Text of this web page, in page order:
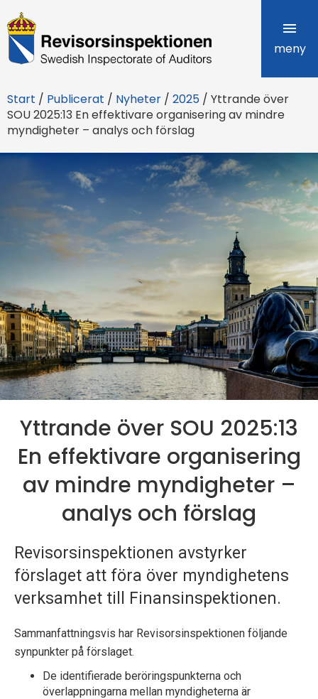
R
e
i
s
o
n
s
p
e
k
n
meny
Start / Publicerat / Nyheter / 2025 / Yttrande över
SOU 2025:13 En effektivare organisering av mindre
myndigheter – analys och förslag
Yttrande över SOU 2025:13
En effektivare organisering
av mindre myndigheter –
analys och förslag
Revisorsinspektionen avstyrker
förslaget att föra över myndighetens
verksamhet till Finansinspektionen.
Sammanfattningsvis har Revisorsinspektionen följande
synpunkter på förslaget.
De identifierade beröringspunkterna och
överlappningarna mellan myndigheterna är